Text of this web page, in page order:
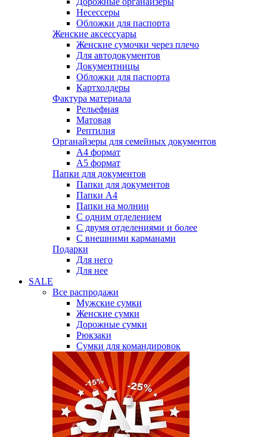
Несессеры
Обложки для паспорта
Женские аксессуары
Женские сумочки через плечо
Для автодокументов
Документницы
Обложки для паспорта
Картхолдеры
Фактура материала
Рельефная
Матовая
Рептилия
Органайзеры для семейных документов
А4 формат
А5 формат
Папки для документов
Папки для документов
Папки А4
Папки на молнии
С одним отделением
С двумя отделениями и более
С внешними карманами
Подарки
Для него
Для нее
SALE
Все распродажи
Мужские сумки
Женские сумки
Дорожные сумки
Рюкзаки
Сумки для командировок